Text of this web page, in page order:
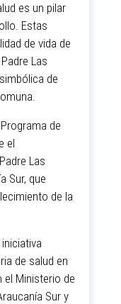
es un pilar
Estas
de vida de
Las
de
de
el
Las
Sur, que
de la
de salud en
el Ministerio de
Sur y